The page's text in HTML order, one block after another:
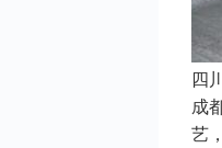
四
成
艺